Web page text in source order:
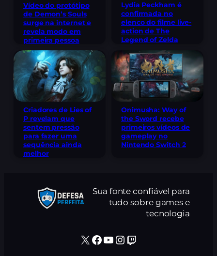
Vídeo do protótipo
de Demon’s Souls
surge na internet e
revela modo em
primeira pessoa
Lydia Peckham é
confirmada no
elenco do filme live-
action de The
Legend of Zelda
Criadores de Lies of
P revelam que
sentem pressão
para fazer uma
sequência ainda
melhor
Onimusha: Way of
the Sword recebe
primeiros vídeos de
gameplay no
Nintendo Switch 2
Sua fonte confiável para
tudo sobre games e
tecnologia
X Facebook Youtube Instagram Twitch